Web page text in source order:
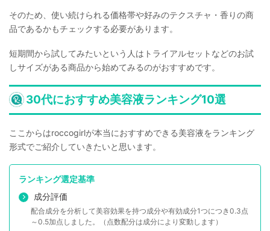
そのため、使い続けられる価格帯や好みのテクスチャ・香りの商
品であるかもチェックする必要があります。
短期間から試してみたいという人はトライアルセットなどのお試
しサイズがある商品から始めてみるのがおすすめです。
30代におすすめ美容液ランキング10選
ここからはroccogirlが本当におすすめできる美容液をランキング
形式でご紹介していきたいと思います。
ランキング選定基準
成分評価
配合成分を分析して美容効果を持つ成分や有効成分1つにつき0.3点
～0.5加点しました。（点数配分は成分により変動します）